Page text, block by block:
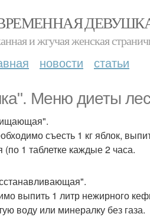
и жгучая женская
новости статьи
Меню диеты
съесть 1 кг яблок,
(по 1 таблетке каждые 2 часа.
выпить 1 литр нежирного
воду или минералку без газа.